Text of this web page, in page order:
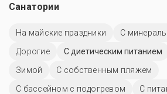
Санатории
На майские праздники
С
Дорогие
С диетическим питанием
Зимой
С собственным пляжем
С бассейном с подогревом
С